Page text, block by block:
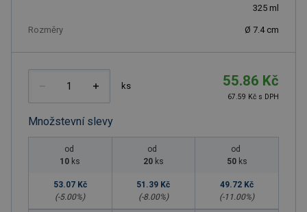
325 ml
Rozměry Ø 7.4 cm
ks 55.86 Kč
67.59 Kč s DPH
Množstevní slevy
od
10 ks
53.07 Kč
(-5.00%)
od
20 ks
51.39 Kč
(-8.00%)
od
50 ks
49.72 Kč
(-11.00%)